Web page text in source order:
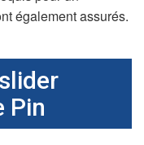
également assurés.
Pin